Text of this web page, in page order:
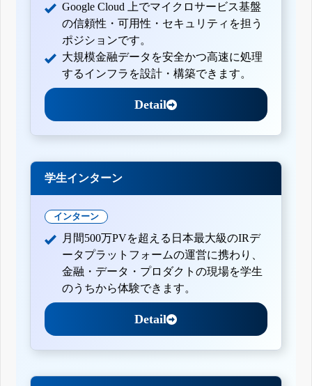
Google Cloud 上でマイクロサービス基盤
の信頼性・可用性・セキュリティを担う
ポジションです。
大規模金融データを安全かつ高速に処理
するインフラを設計・構築できます。
Detail
学生インターン
インターン
月間500万PVを超える日本最大級のIRデ
ータプラットフォームの運営に携わり、
金融・データ・プロダクトの現場を学生
のうちから体験できます。
Detail